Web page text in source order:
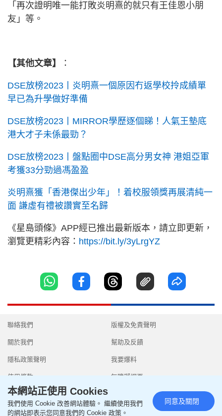
「再次證明唯一能打敗炎明熹的就只有王佳恩小朋
友」等。
【其他文章】 ：
DSE放榜2023丨炎明熹一個原因冇返學校拎成績單
早已為升學做好準備
DSE放榜2023丨MIRROR學歷逐個睇！人氣王墊底
港大才子未係最勁？
DSE放榜2023丨盤點圈中DSE高分男女神 港姐亞軍
考獲33分勁過馮盈盈
炎明熹獲「香港傑出少年」！着校服領獎再展清純一
面 謙虛有禮被讚實至名歸
《星島頭條》APP經已推出最新版本，請立即更新，
瀏覽更精彩內容： https://bit.ly/3yLrgYZ
聯絡我們
關於我們
隱私政策聲明
使用條款
版權及免責聲明
幫助及反饋
我要爆料
無障礙網頁
本網站正使用 Cookies
我們使用 Cookie 改善網站體驗。 繼續使用我們
的網站即表示您同意我們的 Cookie 政策。
同意及關閉